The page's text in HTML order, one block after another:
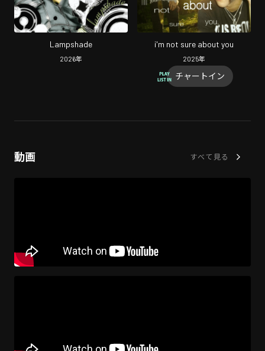
Lampshade
2026年
i'm not sure about you
2025年
チャートイン
動画 すべて見る